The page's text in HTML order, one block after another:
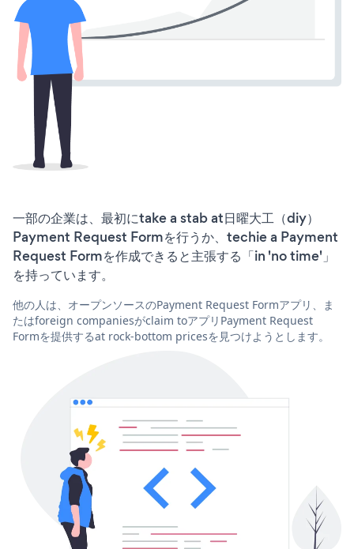
一部の企業は、最初にtake a stab at日曜大工（diy）
Payment Request Formを行うか、techie a Payment
Request Formを作成できると主張する「in 'no time'」
を持っています。
他の人は、オープンソースのPayment Request Formアプリ、ま
たはforeign companiesがclaim toアプリPayment Request
Formを提供するat rock-bottom pricesを見つけようとします。